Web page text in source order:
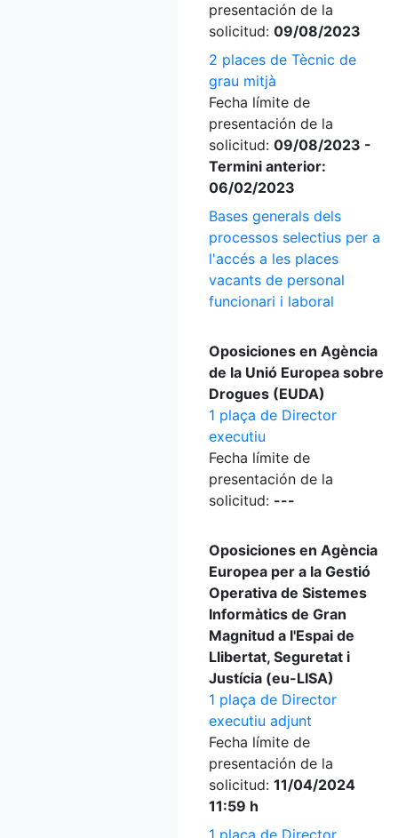
presentación de la
solicitud: 09/08/2023
2 places de Tècnic de
grau mitjà
Fecha límite de
presentación de la
solicitud: 09/08/2023 -
Termini anterior:
06/02/2023
Bases generals dels
processos selectius per a
l'accés a les places
vacants de personal
funcionari i laboral
Oposiciones en Agència
de la Unió Europea sobre
Drogues (EUDA)
1 plaça de Director
executiu
Fecha límite de
presentación de la
solicitud: ---
Oposiciones en Agència
Europea per a la Gestió
Operativa de Sistemes
Informàtics de Gran
Magnitud a l'Espai de
Llibertat, Seguretat i
Justícia (eu-LISA)
1 plaça de Director
executiu adjunt
Fecha límite de
presentación de la
solicitud: 11/04/2024
11:59 h
1 plaça de Director